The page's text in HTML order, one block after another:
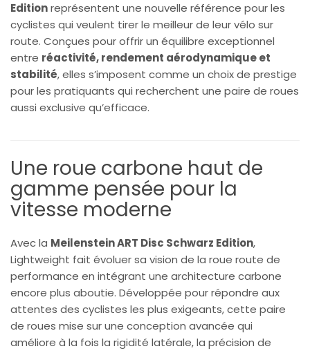
Editionreprésentent une nouvelle référence pour les
cyclistes qui veulent tirer le meilleur de leur vélo sur
route. Conçues pour offrir un équilibre exceptionnel
entre réactivité, rendement aérodynamique et
stabilité, elles s’imposent comme un choix de prestige
pour les pratiquants qui recherchent une paire de roues
aussi exclusive qu’efficace.
Une roue carbone haut de
gamme pensée pour la
vitesse moderne
Avec la Meilenstein ART Disc Schwarz Edition,
Lightweight fait évoluer sa vision de la roue route de
performance en intégrant une architecture carbone
encore plus aboutie. Développée pour répondre aux
attentes des cyclistes les plus exigeants, cette paire
de roues mise sur une conception avancée qui
améliore à la fois la rigidité latérale, la précision de